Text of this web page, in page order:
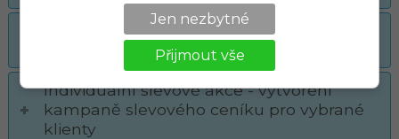
Kampaň: Akce 2+1 (scénař: 2x Pizza + 1x
Cheesecake s 50% slevou)
Individuální slevové akce - vytvoření
kampaně slevového ceníku pro vybrané
klienty
Jen nezbytné
Přijmout vše